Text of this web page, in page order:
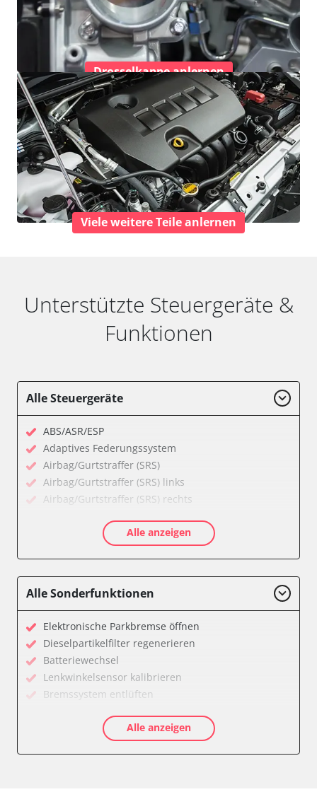
Drosselkappe anlernen
Viele weitere Teile anlernen
Unterstützte Steuergeräte &
Funktionen
Alle Steuergeräte
ABS/ASR/ESP
Adaptives Federungssystem
Airbag/Gurtstraffer (SRS)
Airbag/Gurtstraffer (SRS) links
Airbag/Gurtstraffer (SRS) rechts
Aktivlenkung
Anhängersteuergerät
Bedieneinheit Mittelkonsole
Bordcomputer
CD-Wechsler
Command
Dachbedieneinheit (DBE)
Dämpfungssystem hinten links
Dämpfungssystem hinten rechts
Dämpfungssystem vorne links
Dämpfungssystem vorne rechts
Alle anzeigen
Alle Sonderfunktionen
Elektronische Parkbremse öffnen
Dieselpartikelfilter regenerieren
Batteriewechsel
Lenkwinkelsensor kalibrieren
Bremssystem entlüften
Elektronische Parkbremse kalibrieren
Ölservicerückstellung
Alle anzeigen